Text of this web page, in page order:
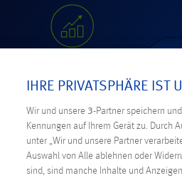
IHRE PRIVATSPHÄRE IST
Wir und unsere 3-Partner speichern
Kennungen auf Ihrem Gerät zu. Durch
unter „Wir und unsere Partner
Auswahl von Alle ablehnen oder
sind, sind manche Inhalte und